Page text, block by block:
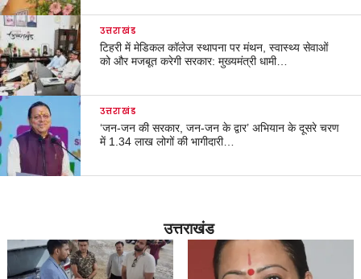
उत्तराखंड
टिहरी में मेडिकल कॉलेज स्थापना पर मंथन, स्वास्थ्य सेवाओं
को और मजबूत करेगी सरकार: मुख्यमंत्री धामी…
उत्तराखंड
‘जन-जन की सरकार, जन-जन के द्वार’ अभियान के दूसरे चरण
में 1.34 लाख लोगों की भागीदारी…
उत्तराखंड